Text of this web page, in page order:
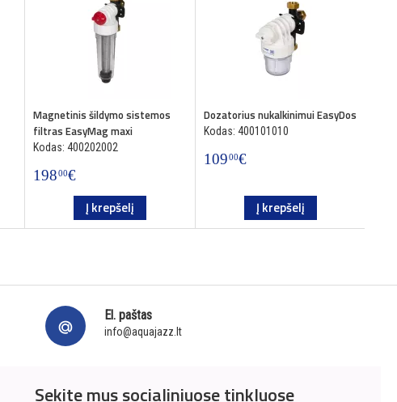
Magnetinis šildymo sistemos
filtras EasyMag maxi
Kodas: 400202002
19800€
Į krepšelį
Dozatorius nukalkinimui EasyDos
Kodas: 400101010
10900€
Į krepšelį
El. paštas
info@aquajazz.lt
Sekite mus socialiniuose tinkluose